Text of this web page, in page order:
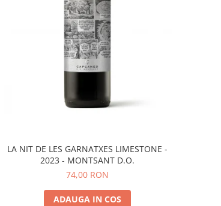
LA NIT DE LES GARNATXES LIMESTONE -
2023 - MONTSANT D.O.
74,00 RON
ADAUGA IN COS